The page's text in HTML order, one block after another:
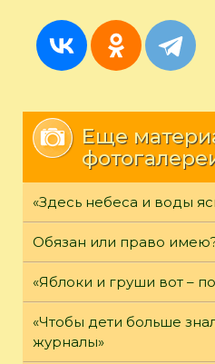
Еще
«Здесь небеса и воды
Обязан или право
«Яблоки и груши вот –
«Чтобы дети больше
журналы»